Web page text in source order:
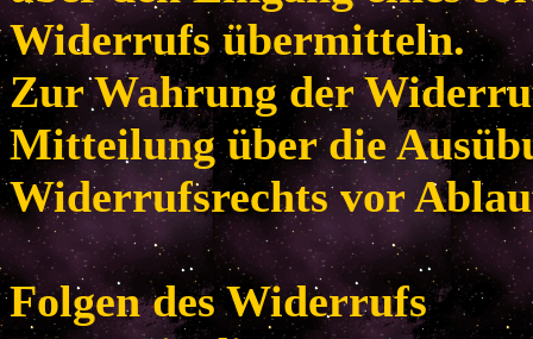
Widerrufs übermitteln.
Zur Wahrung der
Mitteilung über die
Widerrufsrechts vor
Folgen des Widerrufs